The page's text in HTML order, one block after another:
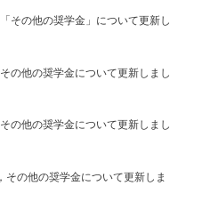
その他の奨学金」について更新し
の他の奨学金について更新しまし
の他の奨学金について更新しまし
その他の奨学金について更新しま